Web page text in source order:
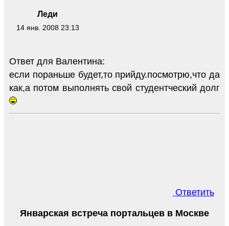
Леди
14 янв. 2008 23:13
Ответ для Валентина:
если пораньше будет,то прийду.посмотрю,что да
как,а потом выполнять свой студентческий долг
Ответить
Январская встреча портальцев в Москве